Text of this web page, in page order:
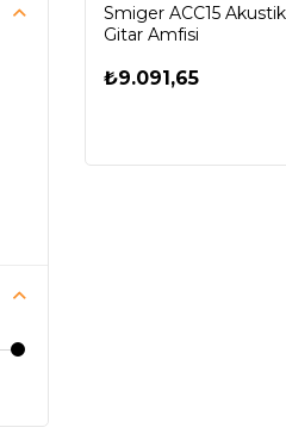
Smiger ACC15 Akustik
Gitar Amfisi
₺9.091,65